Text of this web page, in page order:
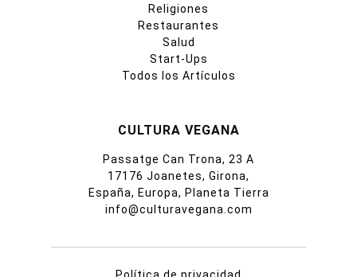
Religiones
Restaurantes
Salud
Start-Ups
Todos los Artículos
CULTURA VEGANA
Passatge Can Trona, 23 A
17176 Joanetes, Girona,
España, Europa, Planeta Tierra
info@culturavegana.com